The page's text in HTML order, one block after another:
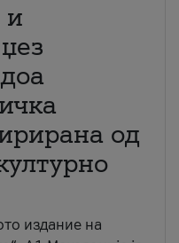
и
од
издание на